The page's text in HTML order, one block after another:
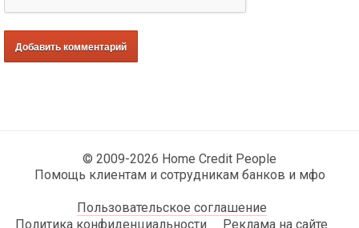
© 2009-2026 Home Credit People
Помощь клиентам и сотрудникам банков и мфо
Пользовательское соглашение
Политика конфиденциальности
Реклама на сайте